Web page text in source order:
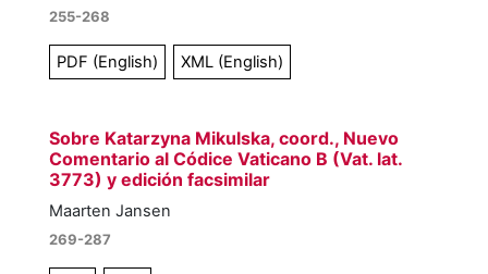
255-268
PDF (English) XML (English)
Sobre Katarzyna Mikulska, coord., Nuevo
Comentario al Códice Vaticano B (Vat. lat.
3773) y edición facsimilar
Maarten Jansen
269-287